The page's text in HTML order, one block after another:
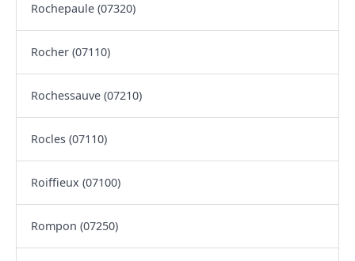
Rochepaule (07320)
Rocher (07110)
Rochessauve (07210)
Rocles (07110)
Roiffieux (07100)
Rompon (07250)